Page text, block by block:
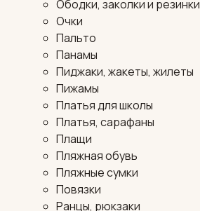
Ободки, заколки и резинки
Очки
Пальто
Панамы
Пиджаки, жакеты, жилеты
Пижамы
Платья для школы
Платья, сарафаны
Плащи
Пляжная обувь
Пляжные сумки
Повязки
Ранцы, рюкзаки